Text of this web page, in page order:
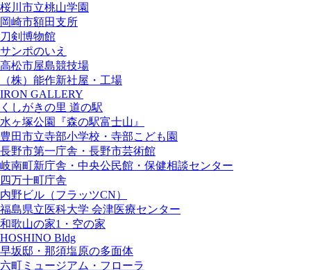
桜川市立桃山学園
岡崎市額田支所
刀剣博物館
サンポのいえ
高松市屋島競技場
（株）能作新社屋・工場
IRON GALLERY
くしがきの里 道の駅
水ヶ塚公園『森の駅富士山』
豊田市立寺部小学校・寺部こども園
長野市第一庁舎・長野市芸術館
岐南町新庁舎・中央公⺠館・保健相談センター
四万十町庁舎
内野ビル（フラッツCN）
福島県立医科大学 会津医療センター
和歌山の家1・空の家
HOSHINO Bldg
早坂邸・那須塩原の多面体
六町ミュージアム・フローラ